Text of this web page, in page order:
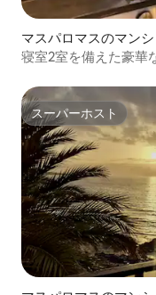
マスパロマスのマン
寝室2室を備えた豪華
スーパーホスト
スーパーホスト